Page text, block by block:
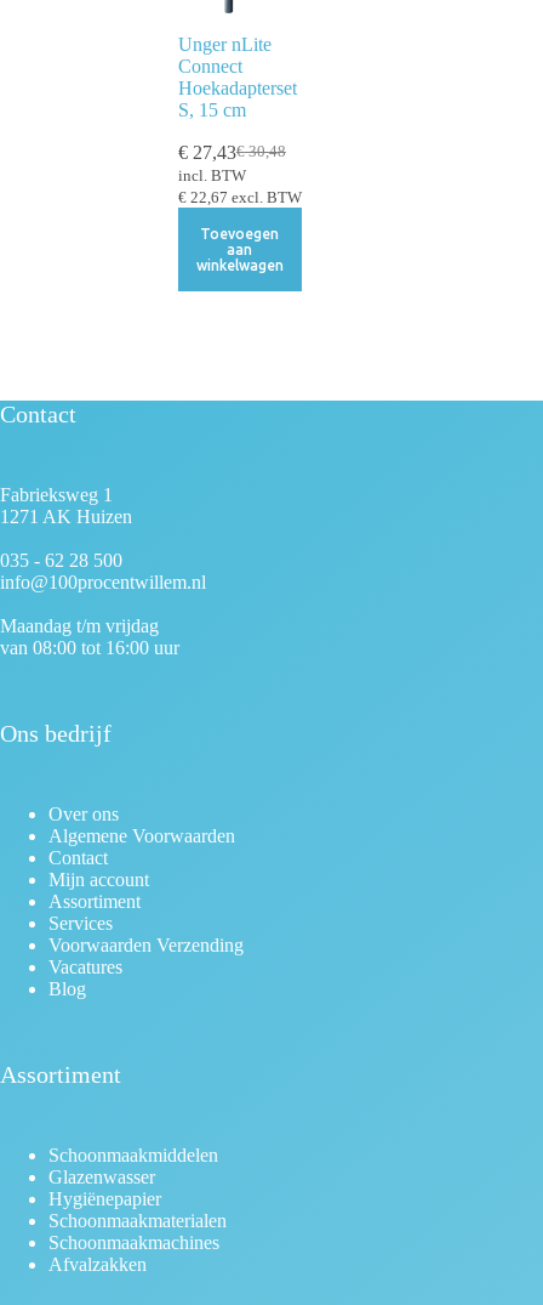
Unger nLite
Connect
Hoekadapterset
S, 15 cm
€30,48
€27,43
incl. BTW
€22,67 excl. BTW
Toevoegen
aan
winkelwagen
Contact
Fabrieksweg 1
1271 AK Huizen
035 - 62 28 500
info@100procentwillem.nl
Maandag t/m vrijdag
van 08:00 tot 16:00 uur
Ons bedrijf
Over ons
Algemene Voorwaarden
Contact
Mijn account
Assortiment
Services
Voorwaarden Verzending
Vacatures
Blog
Assortiment
Schoonmaakmiddelen
Glazenwasser
Hygiënepapier
Schoonmaakmaterialen
Schoonmaakmachines
Afvalzakken